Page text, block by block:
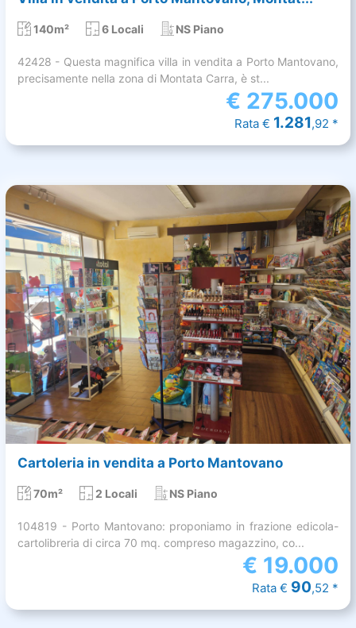
140m² 6 Locali NS Piano
42428 - Questa magnifica villa in vendita a Porto Mantovano,
precisamente nella zona di Montata Carra, è st...
€ 275.000
Rata € 1.281,92 *
Cartoleria in vendita a Porto Mantovano
70m² 2 Locali NS Piano
104819 - Porto Mantovano: proponiamo in frazione edicola-
cartolibreria di circa 70 mq. compreso magazzino, co...
€ 19.000
Rata € 90,52 *